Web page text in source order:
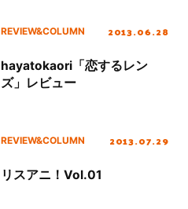
REVIEW&COLUMN 2013.06.28
hayatokaori「恋するレン
ズ」レビュー
REVIEW&COLUMN 2013.07.29
リスアニ！Vol.01